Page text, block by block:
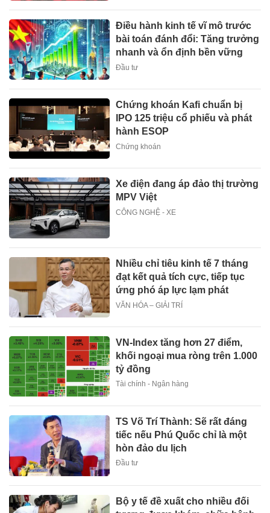
Điều hành kinh tế vĩ mô trước
bài toán đánh đổi: Tăng trưởng
nhanh và ổn định bền vững
Đầu tư
Chứng khoán Kafi chuẩn bị
IPO 125 triệu cổ phiếu và phát
hành ESOP
Chứng khoán
Xe điện đang áp đảo thị trường
MPV Việt
CÔNG NGHỆ - XE
Nhiều chỉ tiêu kinh tế 7 tháng
đạt kết quả tích cực, tiếp tục
ứng phó áp lực lạm phát
VĂN HÓA – GIẢI TRÍ
VN-Index tăng hơn 27 điểm,
khối ngoại mua ròng trên 1.000
tỷ đồng
Tài chính - Ngân hàng
TS Võ Trí Thành: Sẽ rất đáng
tiếc nếu Phú Quốc chỉ là một
hòn đảo du lịch
Đầu tư
Bộ y tế đề xuất cho nhiều đối